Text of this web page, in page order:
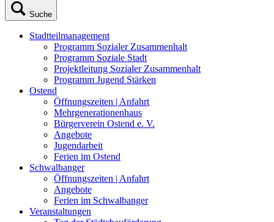
Suche
Stadtteilmanagement
Programm Sozialer Zusammenhalt
Programm Soziale Stadt
Projektleitung Sozialer Zusammenhalt
Programm Jugend Stärken
Ostend
Öffnungszeiten | Anfahrt
Mehrgenerationenhaus
Bürgerverein Ostend e. V.
Angebote
Jugendarbeit
Ferien im Ostend
Schwalbanger
Öffnungszeiten | Anfahrt
Angebote
Ferien im Schwalbanger
Veranstaltungen